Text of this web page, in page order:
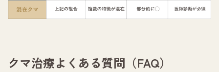
クマ治療よくある質問（FAQ）